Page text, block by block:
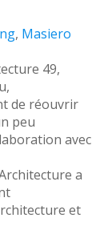
, Masiero
49,
de réouvrir
peu
avec
a
et